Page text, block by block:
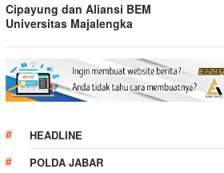
Cipayung dan Aliansi BEM
Universitas Majalengka
HEADLINE
POLDA JABAR